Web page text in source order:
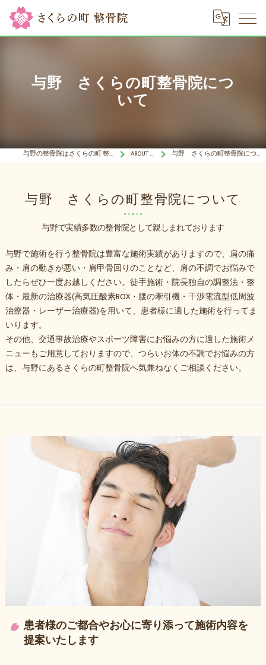
与野 さくらの町整骨院につ
いて
与野の整骨院はさくらの町 整骨院 ABOUT US 与野 さくらの町整骨院について
与野で実績多数の整骨院として親しまれております
与野 さくらの町整骨院について
与野で施術を行う整骨院は豊富な施術実績がありますので、肩の痛
み・肩の動きが悪い・肩甲骨回りのことなど、肩の不調でお悩みで
したらぜひ一度お越しください。徒手施術・院長独自の調整法・整
体・最新の治療器(高気圧酸素BOX・腰の牽引機・干渉電流型低周波
治療器・レーザー治療器)を用いて、患者様に適した施術を行ってま
いります。
その他、交通事故治療やスポーツ障害にお悩みの方に適した施術メ
ニューもご用意しておりますので、つらいお体の不調でお悩みの方
は、与野にあるさくらの町整骨院へ気兼ねなくご相談ください。
患者様のご都合やお心に寄り添って施術内容を
提案いたします